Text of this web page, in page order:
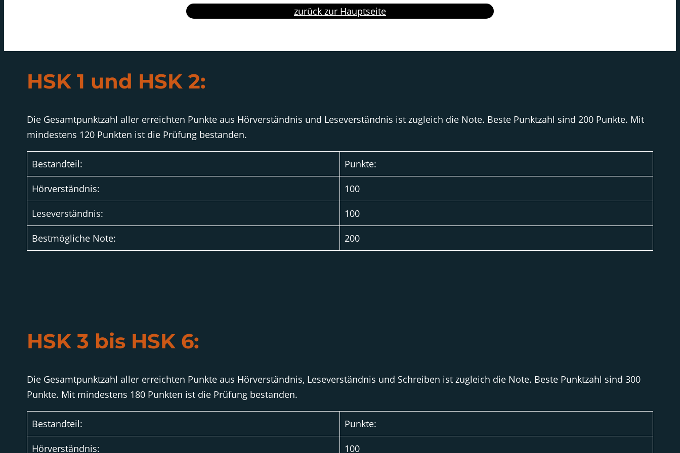
zurück zur Hauptseite
HSK 1 und HSK 2:
Die Gesamtpunktzahl aller erreichten Punkte aus Hörverständnis und Leseverständnis ist zugleich die Note. Beste Punktzahl sind 200 Punkte. Mit
mindestens 120 Punkten ist die Prüfung bestanden.
Bestandteil: Punkte:
Hörverständnis: 100
Leseverständnis: 100
Bestmögliche Note: 200
HSK 3 bis HSK 6:
Die Gesamtpunktzahl aller erreichten Punkte aus Hörverständnis, Leseverständnis und Schreiben ist zugleich die Note. Beste Punktzahl sind 300
Punkte. Mit mindestens 180 Punkten ist die Prüfung bestanden.
Bestandteil: Punkte:
Hörverständnis: 100